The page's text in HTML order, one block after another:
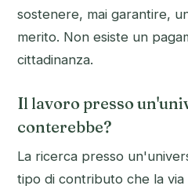
sostenere, mai garantire,
merito. Non esiste un
cittadinanza.
Il lavoro presso
conterebbe?
La ricerca presso
tipo di contributo che la